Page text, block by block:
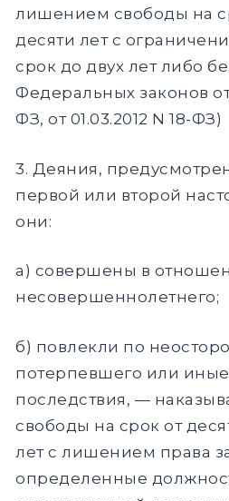
лишением свободы на
десяти лет с
срок до двух лет либо
Федеральных законов от
ФЗ, от 01.03.2012 N 18-ФЗ)
3. Деяния,
первой или второй
они:
а) совершены в
несовершеннолетнего;
б) повлекли по
потерпевшего или
последствия, —
свободы на срок от
лет с лишением права
определенные